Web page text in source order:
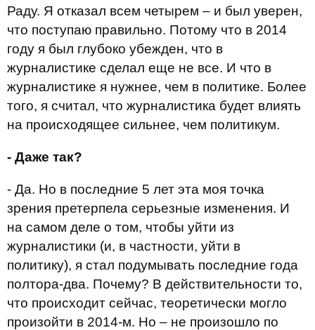
Раду. Я отказал всем четырем – и был уверен,
что поступаю правильно. Потому что в 2014
году я был глубоко убежден, что в
журналистике сделал еще не все. И что в
журналистике я нужнее, чем в политике. Более
того, я считал, что журналистика будет влиять
на происходящее сильнее, чем политикум.
- Даже так?
- Да. Но в последние 5 лет эта моя точка
зрения претерпела серьезные изменения. И
на самом деле о том, чтобы уйти из
журналистики (и, в частности, уйти в
политику), я стал подумывать последние года
полтора-два. Почему? В действительности то,
что происходит сейчас, теоретически могло
произойти в 2014-м. Но – не произошло по